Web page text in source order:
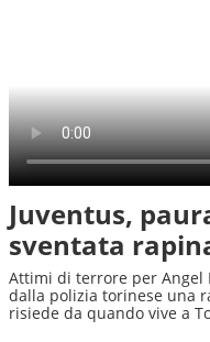
Juventus,
sventata
Attimi di terrore per Angel
dalla polizia torinese una
risiede da quando vive a